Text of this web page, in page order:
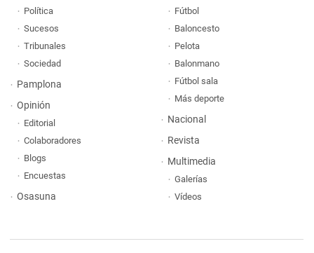
Política
Sucesos
Tribunales
Sociedad
Pamplona
Opinión
Editorial
Colaboradores
Blogs
Encuestas
Osasuna
Fútbol
Baloncesto
Pelota
Balonmano
Fútbol sala
Más deporte
Nacional
Revista
Multimedia
Galerías
Vídeos